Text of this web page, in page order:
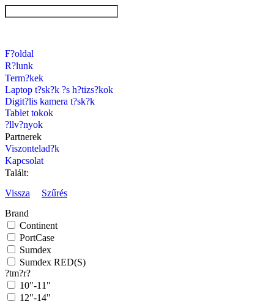
F?oldal
R?lunk
Term?kek
Laptop t?sk?k ?s h?tizs?kok
Digit?lis kamera t?sk?k
Tablet tokok
?llv?nyok
Partnerek
Viszontelad?k
Kapcsolat
Talált:
Vissza
Szűrés
Brand
Continent
PortCase
Sumdex
Sumdex RED(S)
?tm?r?
10"-11"
12"-14"